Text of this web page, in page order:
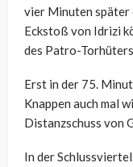
vier Minuten später
Eckstoß von Idrizi
des Patro-
Erst in der 75.
Knappen auch mal
Distanzschuss von
In der